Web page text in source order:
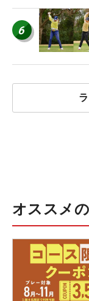
6
オススメ